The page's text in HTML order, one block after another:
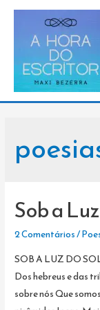
Sob a
2 Comentários/
SOB A LUZ DO
Dos hebreus e das
sobre nós Que